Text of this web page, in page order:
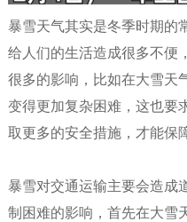
暴雪天气其实是冬季时期的
给人们的生活造成很多不便
很多的影响，比如在大雪天
变得更加复杂困难，这也要
取更多的安全措施，才能保
暴雪对交通运输主要会造成
制困难的影响，首先在大雪